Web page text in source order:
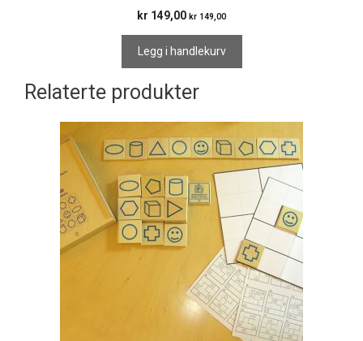
kr 149,00 kr 149,00
Legg i handlekurv
Relaterte produkter